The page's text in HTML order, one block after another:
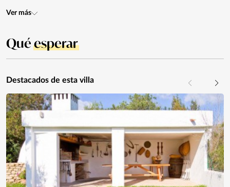
Ver más
Quéesperar
Destacados de esta villa